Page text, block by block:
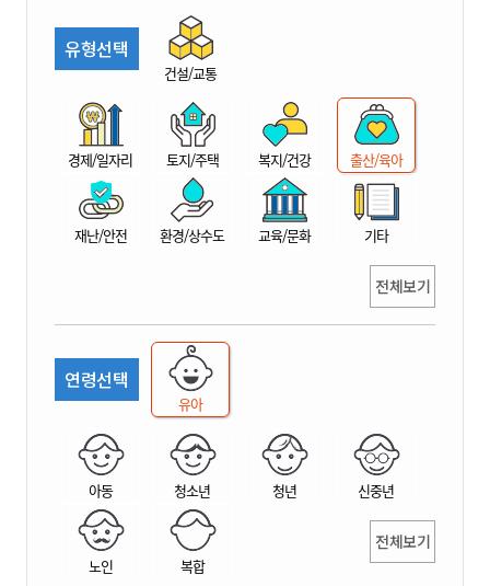
시
산
유형선택
건설/교통
경제/일자리 토지/주택 복지/건강 출산/육아
재난/안전 환경/상수도 교육/문화 기타
전체보기
연령선택
유아
아동 청소년 청년 신중년
노인 복합
전체보기